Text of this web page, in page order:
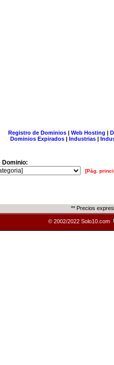
Registro de Dominios| Web Hosting |
Dominios Expirados | Industrias |
Dominio:
[Pág.
** Precios
© 2002/2022 Solo10.com